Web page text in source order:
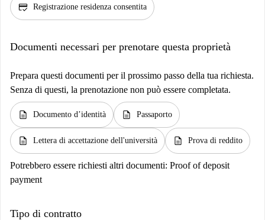
credit_score Registrazione residenza consentita
Documenti necessari per prenotare questa proprietà
Prepara questi documenti per il prossimo passo della tua richiesta.
Senza di questi, la prenotazione non può essere completata.
description Documento d’identità description Passaporto
description Lettera di accettazione dell'università description Prova di reddito
Potrebbero essere richiesti altri documenti: Proof of deposit
payment
Tipo di contratto